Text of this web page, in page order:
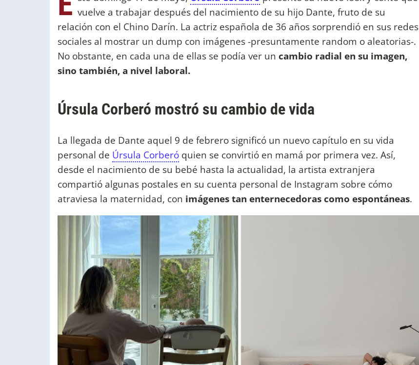
vuelve a trabajar después del nacimiento de su hijo Dante, fruto de su
relación con el Chino Darín. La actriz española de 36 años sorprendió en sus redes
sociales al mostrar un dump con imágenes -presuntamente random o aleatorias-.
No obstante, en cada una de ellas se podía ver un cambio radial en su imagen,
sino también, a nivel laboral.
Úrsula Corberó mostró su cambio de vida
La llegada de Dante aquel 9 de febrero significó un nuevo capítulo en su vida
personal de Úrsula Corberó quien se convirtió en mamá por primera vez. Así,
desde el nacimiento de su bebé hasta la actualidad, la artista extranjera
compartió algunas postales en su cuenta personal de Instagram sobre cómo
atraviesa la maternidad, con imágenes tan enternecedoras como espontáneas.